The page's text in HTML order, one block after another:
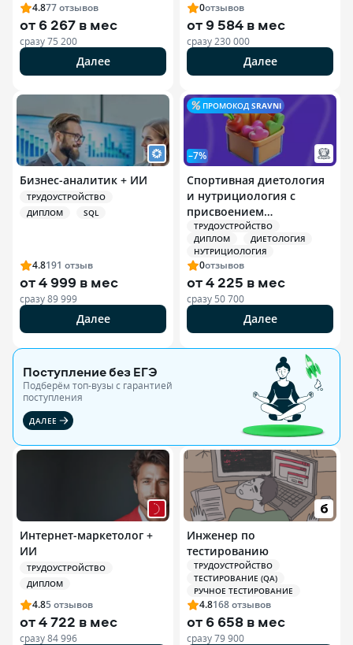
4.877отзывов
от 6 267 в мес
сразу75 200
Далее
0отзывов
от9 584 в мес
сразу 230 000
Далее
Бизнес-аналитик + ИИ
ТРУДОУСТРОЙСТВО
ДИПЛОМ
SQL
4.8191 отзыв
от4 999 в мес
сразу89 999
Далее
ПРОМОКОД SRAVNI
–7%
Спортивная диетология
и нутрициология с
присвоением
квалификации
Специалист по
спортивной
нутрициологии
ТРУДОУСТРОЙСТВО
ДИПЛОМ
ДИЕТОЛОГИЯ
НУТРИЦИОЛОГИЯ
0отзывов
от4 225 в мес
сразу 50 700
Далее
Поступление без ЕГЭ
Подберём топ-вузы c гарантией
поступления
ДАЛЕЕ
Интернет-маркетолог +
ИИ
ТРУДОУСТРОЙСТВО
ДИПЛОМ
4.85отзывов
от4 722 в мес
сразу84 996
Инженер по
тестированию
ТРУДОУСТРОЙСТВО
ТЕСТИРОВАНИЕ (QA)
РУЧНОЕ ТЕСТИРОВАНИЕ
4.8168отзывов
от 6 658 в мес
сразу79 900